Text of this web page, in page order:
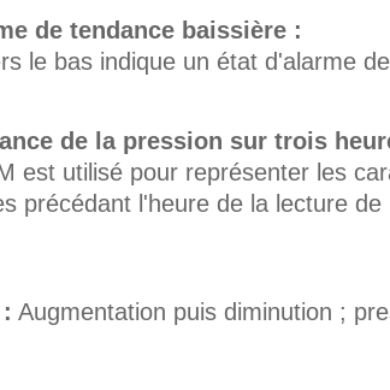
de tendance baissière :
le bas indique un état d'alarme
de la pression sur trois
est utilisé pour représenter les
précédant l'heure de la lecture
Augmentation puis diminution ;